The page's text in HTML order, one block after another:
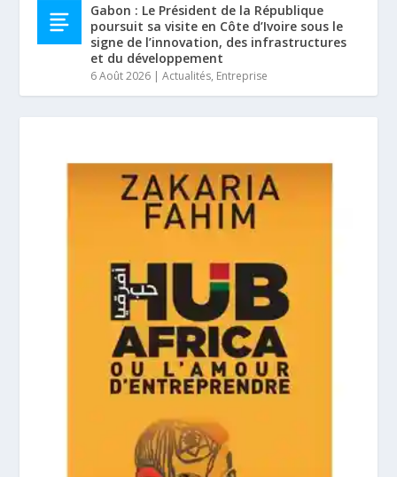
Gabon : Le Président de la République
poursuit sa visite en Côte d’Ivoire sous le
signe de l’innovation, des infrastructures
et du développement
6 Août 2026 |Actualités, Entreprise